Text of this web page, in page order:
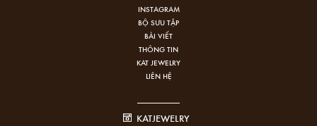
INSTAGRAM
BỘ SƯU TẬP
BÀI VIẾT
THÔNG TIN
KAT JEWELRY
LIÊN HỆ
KATJEWELRY